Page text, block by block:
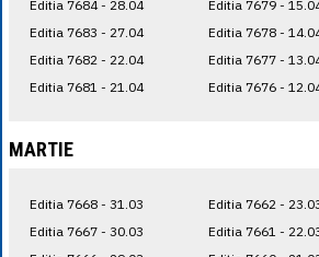
Editia 7684 - 28.04
Editia 7683 - 27.04
Editia 7682 - 22.04
Editia 7681 - 21.04
Editia 7679 -
Editia 7678 -
Editia 7677 -
Editia 7676 -
MARTIE
Editia 7668 - 31.03
Editia 7667 - 30.03
Editia 7662 -
Editia 7661 -